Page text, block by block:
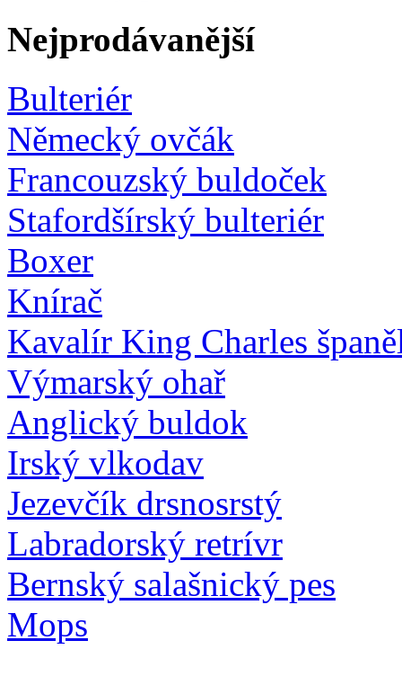
Nejprodávanější
Bulteriér
Německý ovčák
Francouzský buldoček
Stafordšírský bulteriér
Boxer
Knírač
Kavalír King Charles
Výmarský ohař
Anglický buldok
Irský vlkodav
Jezevčík drsnosrstý
Labradorský retrívr
Bernský salašnický pes
Mops